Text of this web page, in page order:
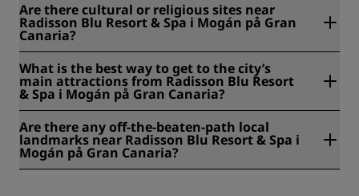
Are there cultural or religious sites near
Radisson Blu Resort & Spa i Mogán på Gran
Canaria?
gamlebyen i Las Palmas, ligger 45 kilometer fra feriestedet
vårt.
What is the best way to get to the city’s
main attractions from Radisson Blu Resort
& Spa i Mogán på Gran Canaria?
av Gran Canaria. Det er også mulig å ta drosje og private
transporttjenester, og med bil gir motorveien GC-1 direkte
tilgang til Maspalomas og Las Palmas.
Are there any off-the-beaten-path local
landmarks near Radisson Blu Resort & Spa i
Mogán på Gran Canaria?